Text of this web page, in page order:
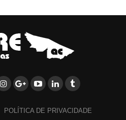
POLÍTICA DE PRIVACIDADE